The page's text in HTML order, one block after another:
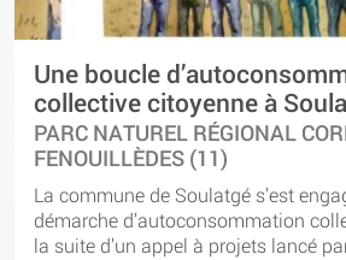
Une boucle
collective citoyenne à
PARC NATUREL RÉGIONAL
FENOUILLÈDES (11)
La commune de Soulatgé s’est
démarche d’autoconsommation
la suite d’un appel à projets lancé